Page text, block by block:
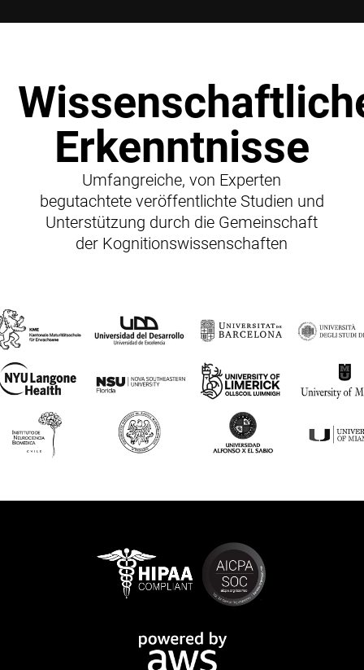
Erkenntnisse
Umfangreiche, von Experten
begutachtete veröffentlichte Studien und
Unterstützung durch die Gemeinschaft
der Kognitionswissenschaften